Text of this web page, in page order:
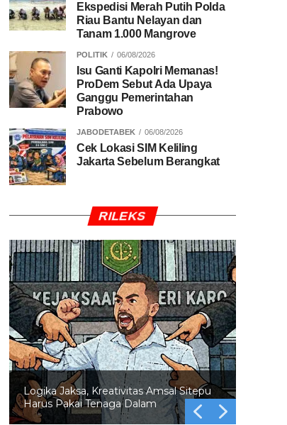
Ekspedisi Merah Putih Polda
Riau Bantu Nelayan dan
Tanam 1.000 Mangrove
POLITIK 06/08/2026
Isu Ganti Kapolri Memanas!
ProDem Sebut Ada Upaya
Ganggu Pemerintahan
Prabowo
JABODETABEK 06/08/2026
Cek Lokasi SIM Keliling
Jakarta Sebelum Berangkat
RILEKS
Logika Jaksa, Kreativitas Amsal Sitepu
Harus Pakai Tenaga Dalam